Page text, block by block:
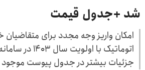
شد +جدول قیمت
امکان واریز وجه مجدد برای متقاضیان
اتوماتیک با
جزئیات بیشتر در جدول پیوست